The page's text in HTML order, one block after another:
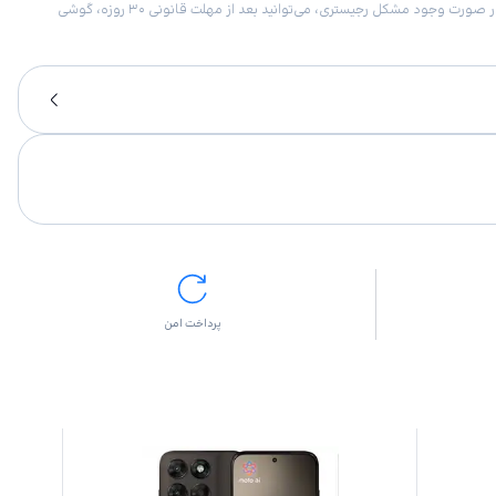
امکان برگشت کالا در گروه موبایل با دلیل “انصراف از خرید“ تنها در صورتی مورد قبول است که پلمب کالا باز نشده باشد. تمام گوشی‌های جی‌اس‌ام ضمانت رجیستری دارند. در صورت وجود مشکل رجیستری، می‌توانید بعد از مهلت قانونی ۳۰ روزه، گوشی
پرداخت امن